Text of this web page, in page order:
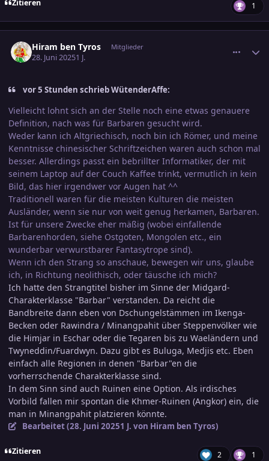
Zitieren 1
Hiram ben Tyros Mitglieder
28. Juni 20251 J.
vor 5 Stunden schrieb WütenderAffe:
Vielleicht lohnt sich an der Stelle noch eine etwas genauere
Definition, nach was für Barbaren gesucht wird.
Weder kann ich Altgriechisch, noch bin ich Römer, und meine
Kenntnisse chinesischer Schriftzeichen waren auch schon mal
besser. Allerdings passt ein bebrillter Informatiker, der mit
seinem Laptop auf der Couch Kaffee trinkt, vermutlich in kein
Bild, das hier irgendwer vor Augen hat ^^
Traditionell waren für die meisten Kulturen die meisten
Ausländer, wenn sie nur von weit genug herkamen, Barbaren.
Ist für unsere Zwecke eher mäßig (wobei einfallende
Barbarenhorden, siehe Ostgoten, Mongolen etc., ein
wunderbar verwurstbarer Fantasytrope sind).
Wenn ich den Strang so anschaue, bewegen wir uns, glaube
ich, in Richtung neolithisch, oder täusche ich mich?
Ich hatte den Strangtitel bisher im Sinne der Midgard-
Charakterklasse "Barbar" verstanden. Da reicht die
Bandbreite dann eben von Dschungelstämmen im Ikenga-
Becken oder Rawindra / Minangpahit über Steppenvölker wie
die Himjar in Eschar oder die Tegaren bis zu Waeländern und
Twyneddin/Fuardwyn. Dazu gibt es Buluga, Medjis etc. Eben
einfach alle Regionen in denen "Barbar"en die
vorherrschende Charakterklasse sind.
In dem Sinn sind auch Ruinen eine Option. Als irdisches
Vorbild fallen mir spontan die Khmer-Ruinen (Angkor) ein, die
man in Minangpahit platzieren könnte.
Bearbeitet (28. Juni 20251 J. von Hiram ben Tyros)
Zitieren 2 1